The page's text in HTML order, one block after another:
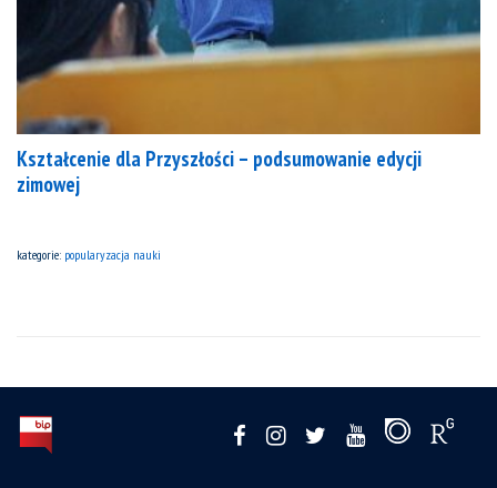
Kształcenie dla Przyszłości – podsumowanie edycji
zimowej
kategorie: popularyzacja nauki